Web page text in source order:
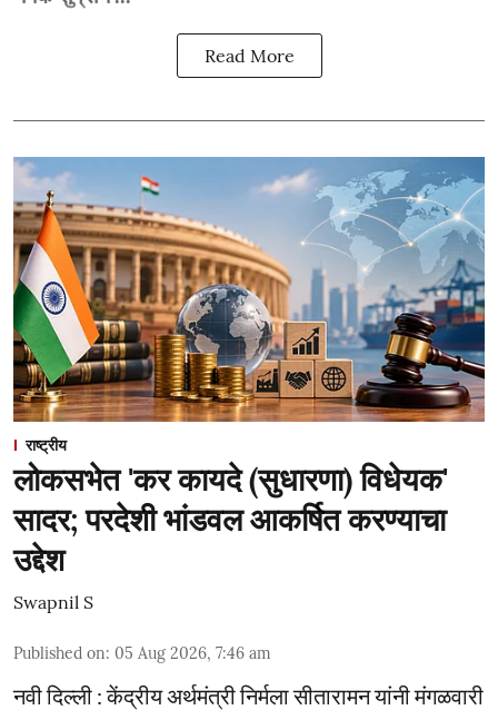
Read More
राष्ट्रीय
लोकसभेत 'कर कायदे (सुधारणा) विधेयक'
सादर; परदेशी भांडवल आकर्षित करण्याचा
उद्देश
Swapnil S
Published on: 05 Aug 2026, 7:46 am
नवी दिल्ली : केंद्रीय अर्थमंत्री निर्मला सीतारामन यांनी मंगळवारी